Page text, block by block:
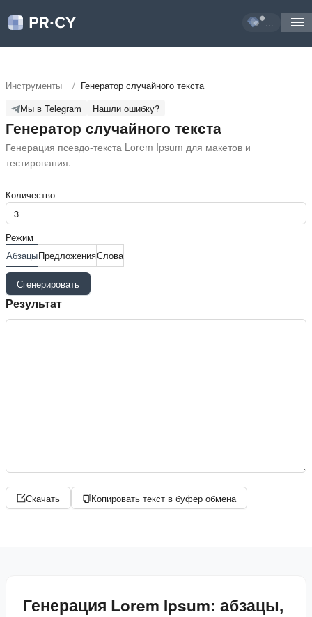
...
Инструменты / Генератор случайного текста
Генератор случайного текста
Мы в Telegram Нашли ошибку?
Генерация псевдо-текста Lorem Ipsum для макетов и
тестирования.
Количество
Режим
АбзацыПредложенияСлова
Сгенерировать
Результат
Скачать Копировать текст в буфер обмена
Генерация Lorem Ipsum: абзацы,